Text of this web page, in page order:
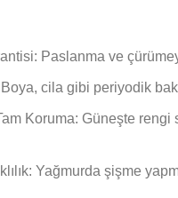
Paslanma ve
Boya, cila gibi periyodik
Koruma: Güneşte
Yağmurda şişme